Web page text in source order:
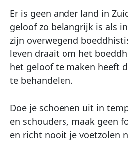
Er is geen ander land in
geloof zo belangrijk is als
zijn overwegend
leven draait om het
het geloof te maken heeft
te behandelen.
Doe je schoenen uit in
en schouders, maak geen
en richt nooit je voetzolen